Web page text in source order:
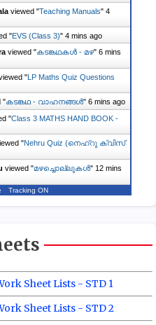
viewed "Teaching Manuals" 4
"EVS (Class 3)" 4 mins ago
viewed "കടങ്കഥകൾ - മഴ" 6 mins
"LP Maths Quiz Questions
"കടങ്കഥ - വാഹനങ്ങൾ" 6 mins ago
"Class 3 MATHS HAND BOOK -
"Nehru Quiz (നെഹ്‌റു ക്വിസ്
viewed "മഴച്ചൊല്ലുകൾ" 12 mins
Tracking ON
Sheet Lists - STD 1
Sheet Lists - STD 2